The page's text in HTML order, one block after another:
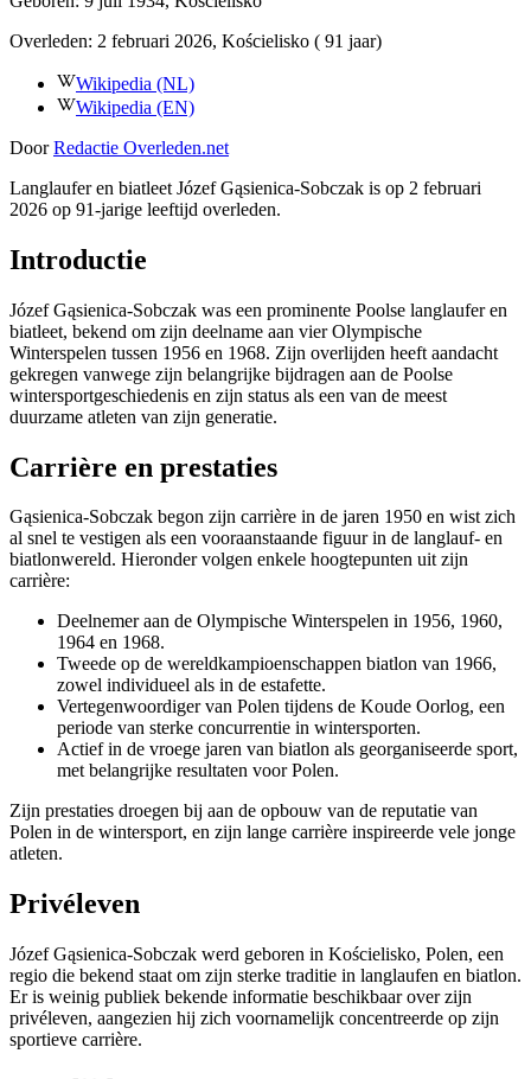
Overleden: 2 februari 2026, Kościelisko ( 91 jaar)
Wikipedia (NL)
Wikipedia (EN)
Door Redactie Overleden.net
Langlaufer en biatleet Józef Gąsienica-Sobczak is op 2 februari
2026 op 91-jarige leeftijd overleden.
Introductie
Józef Gąsienica-Sobczak was een prominente Poolse langlaufer en
biatleet, bekend om zijn deelname aan vier Olympische
Winterspelen tussen 1956 en 1968. Zijn overlijden heeft aandacht
gekregen vanwege zijn belangrijke bijdragen aan de Poolse
wintersportgeschiedenis en zijn status als een van de meest
duurzame atleten van zijn generatie.
Carrière en prestaties
Gąsienica-Sobczak begon zijn carrière in de jaren 1950 en wist zich
al snel te vestigen als een vooraanstaande figuur in de langlauf- en
biatlonwereld. Hieronder volgen enkele hoogtepunten uit zijn
carrière:
Deelnemer aan de Olympische Winterspelen in 1956, 1960,
1964 en 1968.
Tweede op de wereldkampioenschappen biatlon van 1966,
zowel individueel als in de estafette.
Vertegenwoordiger van Polen tijdens de Koude Oorlog, een
periode van sterke concurrentie in wintersporten.
Actief in de vroege jaren van biatlon als georganiseerde sport,
met belangrijke resultaten voor Polen.
Zijn prestaties droegen bij aan de opbouw van de reputatie van
Polen in de wintersport, en zijn lange carrière inspireerde vele jonge
atleten.
Privéleven
Józef Gąsienica-Sobczak werd geboren in Kościelisko, Polen, een
regio die bekend staat om zijn sterke traditie in langlaufen en biatlon.
Er is weinig publiek bekende informatie beschikbaar over zijn
privéleven, aangezien hij zich voornamelijk concentreerde op zijn
sportieve carrière.